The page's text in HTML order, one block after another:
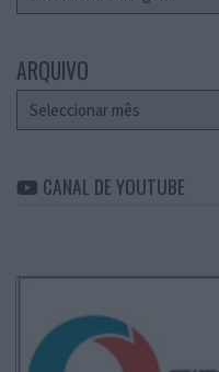
ARQUIVO
Arquivo
CANAL DE YOUTUBE